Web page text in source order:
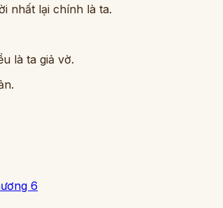
nhất lại chính là ta.
là ta giả vờ.
6